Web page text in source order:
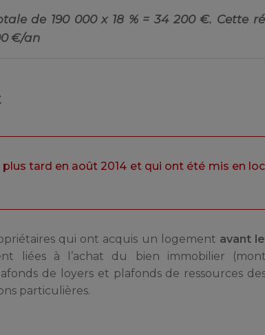
de 190 000 x 18 % = 34 200 €. Cette
€/an
tard en août 2014 et qui ont été mis en
qui ont acquis un logement avant
liées à l’achat du bien immobilier
de loyers et plafonds de ressources
particulières.